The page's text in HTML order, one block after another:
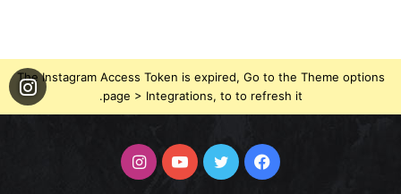
The Instagram Access Token is expired, Go to the Theme options
page > Integrations, to to refresh it.
فيسبوكتويتر يوتيوب انستقرام